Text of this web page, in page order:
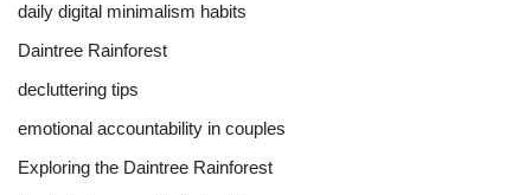
daily digital minimalism habits
Daintree Rainforest
decluttering tips
emotional accountability in couples
Exploring the Daintree Rainforest